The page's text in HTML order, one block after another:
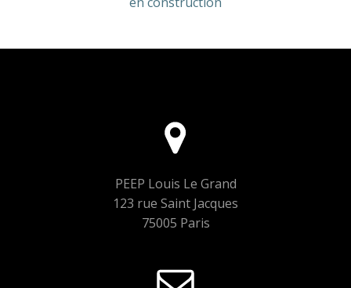
PEEP Louis Le Grand
123 rue Saint Jacques
75005 Paris